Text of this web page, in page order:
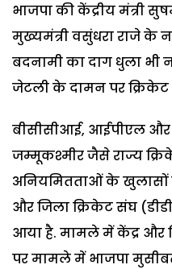
भाजपा की केंद्रीय मंत्री
मुख्यमंत्री वसुंधरा राजे के
बदनामी का दाग धुला भी
जेटली के दामन पर
बीसीसीआई, आईपीएल और
जम्मूकश्मीर जैसे राज्य
अनियमितताओं के खुलासों
और जिला क्रिकेट संघ
आया है. मामले में केंद्र और
पर मामले में भाजपा